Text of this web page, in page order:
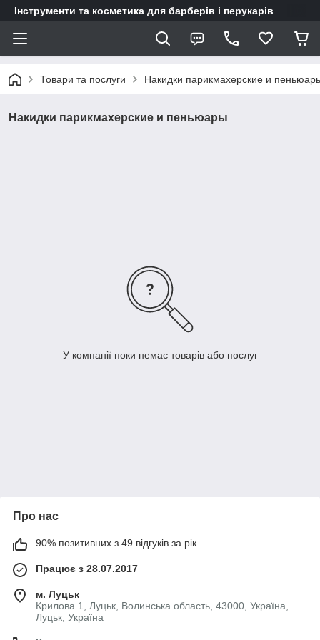
Інструменти та косметика для барберів і перукарів
Товари та послуги Накидки парикмахерские и
Накидки парикмахерские и пеньюары
У компанії поки немає товарів або послуг
Про нас
90% позитивних з 49 відгуків за рік
Працює з 28.07.2017
м. Луцьк
Крилова 1, Луцьк, Волинська область, 43000, Україна,
Луцьк, Україна